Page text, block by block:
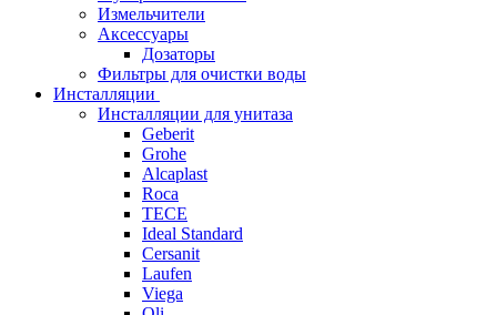
Измельчители
Аксессуары
Дозаторы
Фильтры для очистки воды
Инсталляции
Инсталляции для унитаза
Geberit
Grohe
Alcaplast
Roca
TECE
Ideal Standard
Cersanit
Laufen
Viega